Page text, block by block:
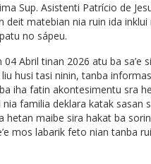
Sup. Asistenti Patrício de
matebian nia ruin ida inklui
no sápeu.
Abril tinan 2026 atu ba sa’e
husi tasi ninin, tanba
iha fatin akontesimentu sra
familia deklara katak sasan
hetan maibe sira hakat ba
mos labarik feto nian tanba